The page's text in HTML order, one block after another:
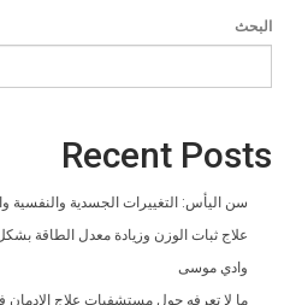
البحث
Recent Posts
سن اليأس: التغييرات الجسدية والنفسية
علاج ثبات الوزن وزيادة معدل الطاقة
وادي موسى
ما لا تعرفه حول مستشفيات علاج الادمان